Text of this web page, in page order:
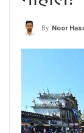
By Noor